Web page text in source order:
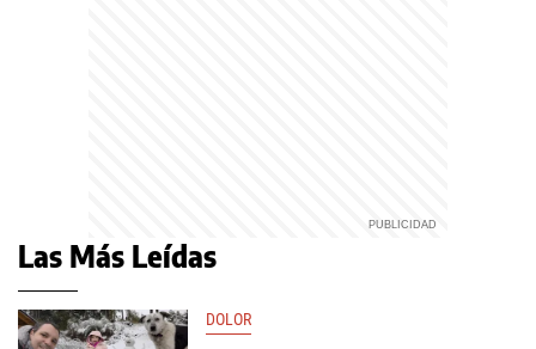
Las Más Leídas
DOLOR